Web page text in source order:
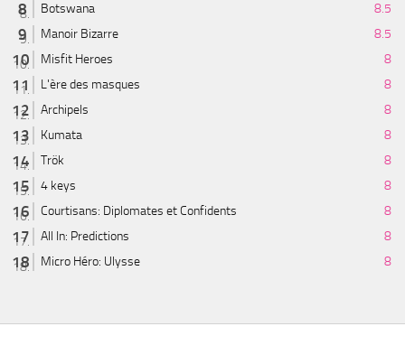
Botswana
8.5
Manoir Bizarre
8.5
Misfit Heroes
8
L'ère des masques
8
Archipels
8
Kumata
8
Trök
8
4 keys
8
Courtisans: Diplomates et Confidents
8
All In: Predictions
8
Micro Héro: Ulysse
8